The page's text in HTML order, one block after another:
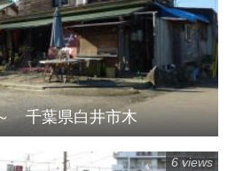
千葉県白井市木
6 views